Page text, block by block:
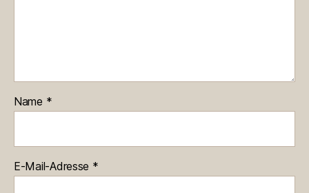
Name *
E-Mail-Adresse *